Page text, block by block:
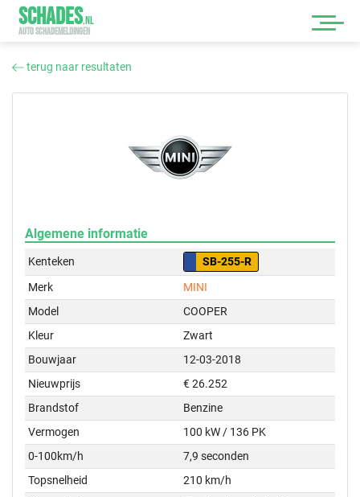
SCHADES.NL
AUTO SCHADEMELDINGEN
terug naar resultaten
Algemene informatie
Kenteken
SB-255-R
Merk
MINI
Model
COOPER
Kleur
Zwart
Bouwjaar
12-03-2018
Nieuwprijs
€ 26.252
Brandstof
Benzine
Vermogen
100 kW / 136 PK
0-100km/h
7,9 seconden
Topsnelheid
210 km/h